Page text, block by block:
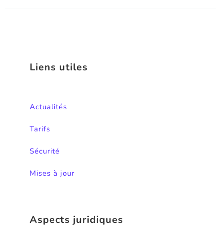
Liens utiles
Actualités
Tarifs
Sécurité
Mises à jour
Aspects juridiques